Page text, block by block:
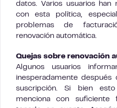
datos. Varios usuarios han
con esta política,
problemas de
renovación automática.
Quejas sobre renovación
Algunos usuarios
inesperadamente
suscripción. Si bien
menciona con suficiente